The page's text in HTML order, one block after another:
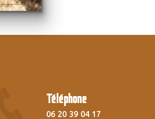
Téléphone
06 20 39 04 17